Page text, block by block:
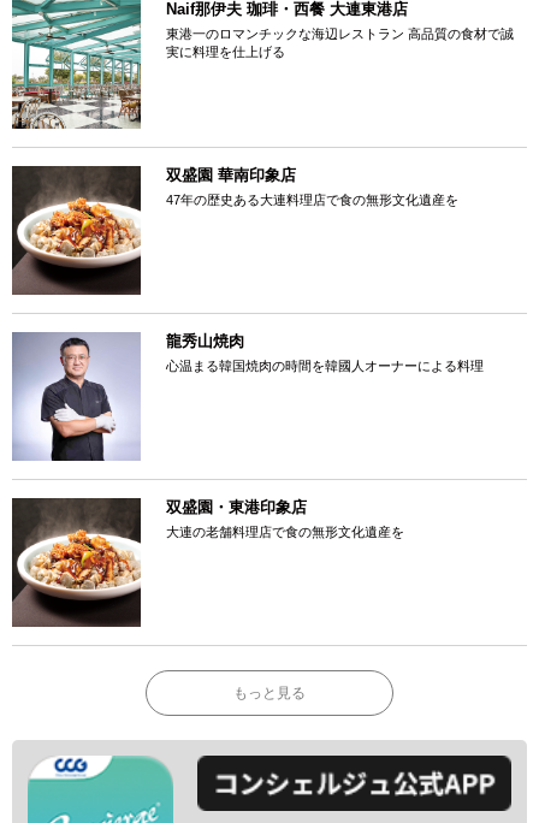
Naif那伊夫 珈琲・西餐 大連東港店
東港一のロマンチックな海辺レストラン 高品質の食材で誠
実に料理を仕上げる
双盛園 華南印象店
47年の歴史ある大連料理店で食の無形文化遺産を
龍秀山焼肉
心温まる韓国焼肉の時間を韓國人オーナーによる料理
双盛園・東港印象店
大連の老舗料理店で食の無形文化遺産を
もっと見る